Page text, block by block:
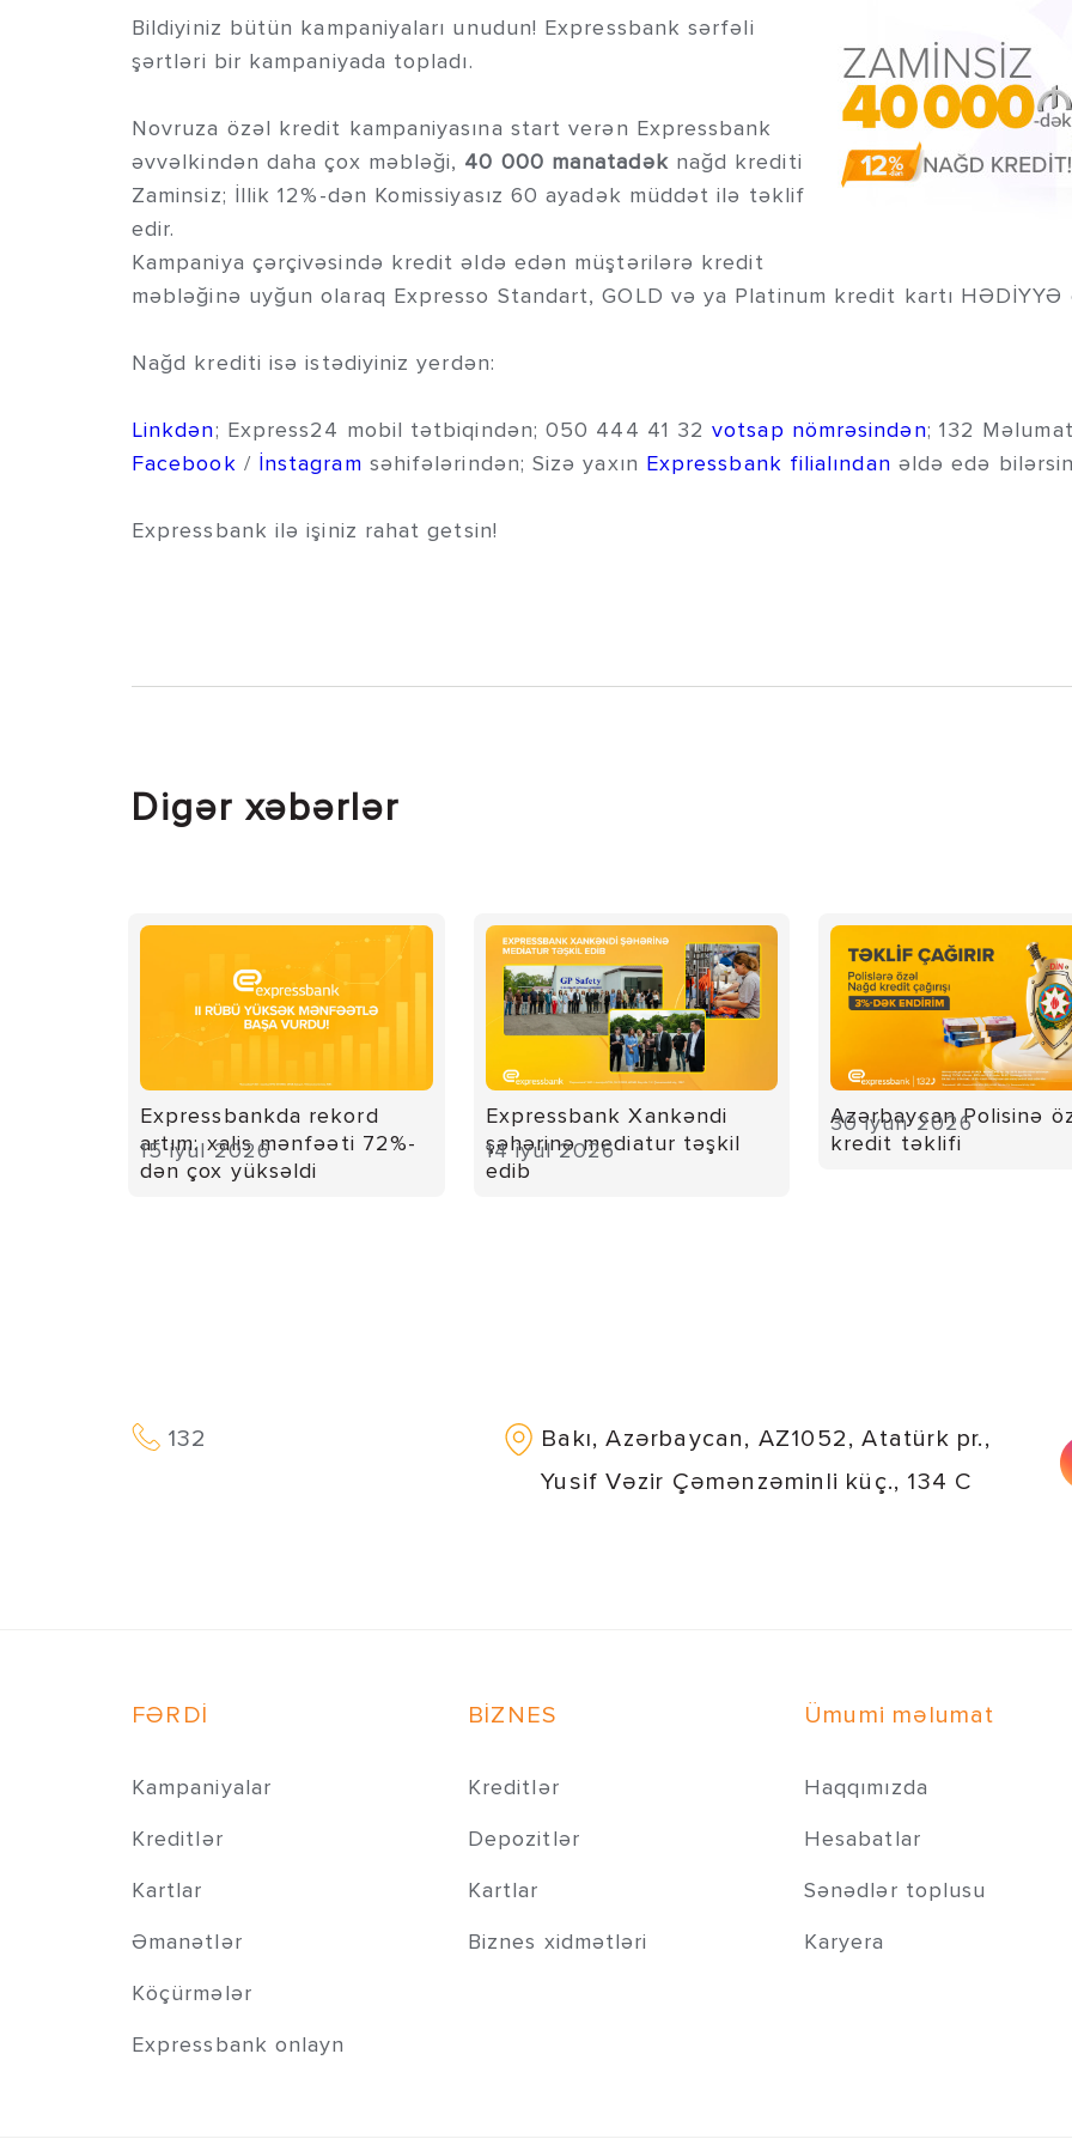
Bildiyiniz bütün kampaniyaları unudun! Expressbank sərfəli
şərtləri bir kampaniyada topladı.
Novruza özəl kredit kampaniyasına start verən Expressbank
əvvəlkindən daha çox məbləği, 40 000 manatadəknağd krediti
Zaminsiz; İllik 12%-dən Komissiyasız 60 ayadək müddət ilə təklif
edir.
Kampaniya çərçivəsində kredit əldə edən müştərilərə kredit
məbləğinə uyğun olaraq Expresso Standart, GOLD və ya Platinum kredit kartı HƏDİYYƏ
Nağd krediti isə istədiyiniz yerdən:
Linkdən; Express24 mobil tətbiqindən; 050 444 41 32votsap nömrəsindən; 132
Facebook / İnstagram səhifələrindən; Sizə yaxın Expressbank filialından əldə edə
Expressbank ilə işiniz rahat getsin!
Digər xəbərlər
Expressbankda rekord
artım: xalis mənfəəti 72%-
dən çox yüksəldi
15 iyul 2026
Expressbank Xankəndi
şəhərinə mediatur təşkil
edib
14 iyul 2026
Azərbaycan Polisinə
kredit təklifi
30 iyun 2026
132
Bakı, Azərbaycan, AZ1052, Atatürk pr.,
Yusif Vəzir Çəmənzəminli küç., 134 C
FƏRDİ
Kampaniyalar
Kreditlər
Kartlar
Əmanətlər
Köçürmələr
Expressbank onlayn
BİZNES
Kreditlər
Depozitlər
Kartlar
Biznes xidmətləri
Ümumi məlumat
Haqqımızda
Hesabatlar
Sənədlər toplusu
Karyera